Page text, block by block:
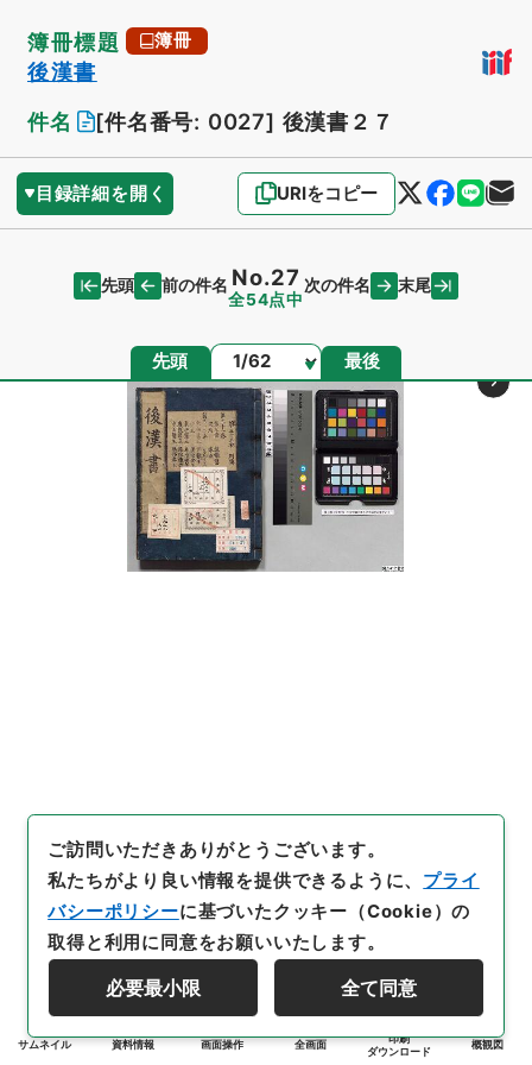
簿冊標題 簿冊
後漢書
件名
[件名番号: 0027] 後漢書２７
目録詳細を開く URIをコピー
先頭 前の件名 No.27
全54点中
次の件名 末尾
先頭 ページ 最後
サムネイル 資料情報 画面操作 全画面
印刷
ダウンロード
概観図
ご訪問いただきありがとうございます。
私たちがより良い情報を提供できるように、 プライ
バシーポリシーに基づいたクッキー（Cookie）の
取得と利用に同意をお願いいたします。
必要最小限 全て同意